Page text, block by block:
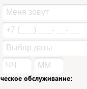
обслуживание: